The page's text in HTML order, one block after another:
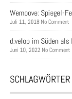
Wemoove: Spiegel-
Juli 11, 2018 No Comment
d.velop im Süden
Juni 10, 2022 No Comment
SCHLAGWÖRTER